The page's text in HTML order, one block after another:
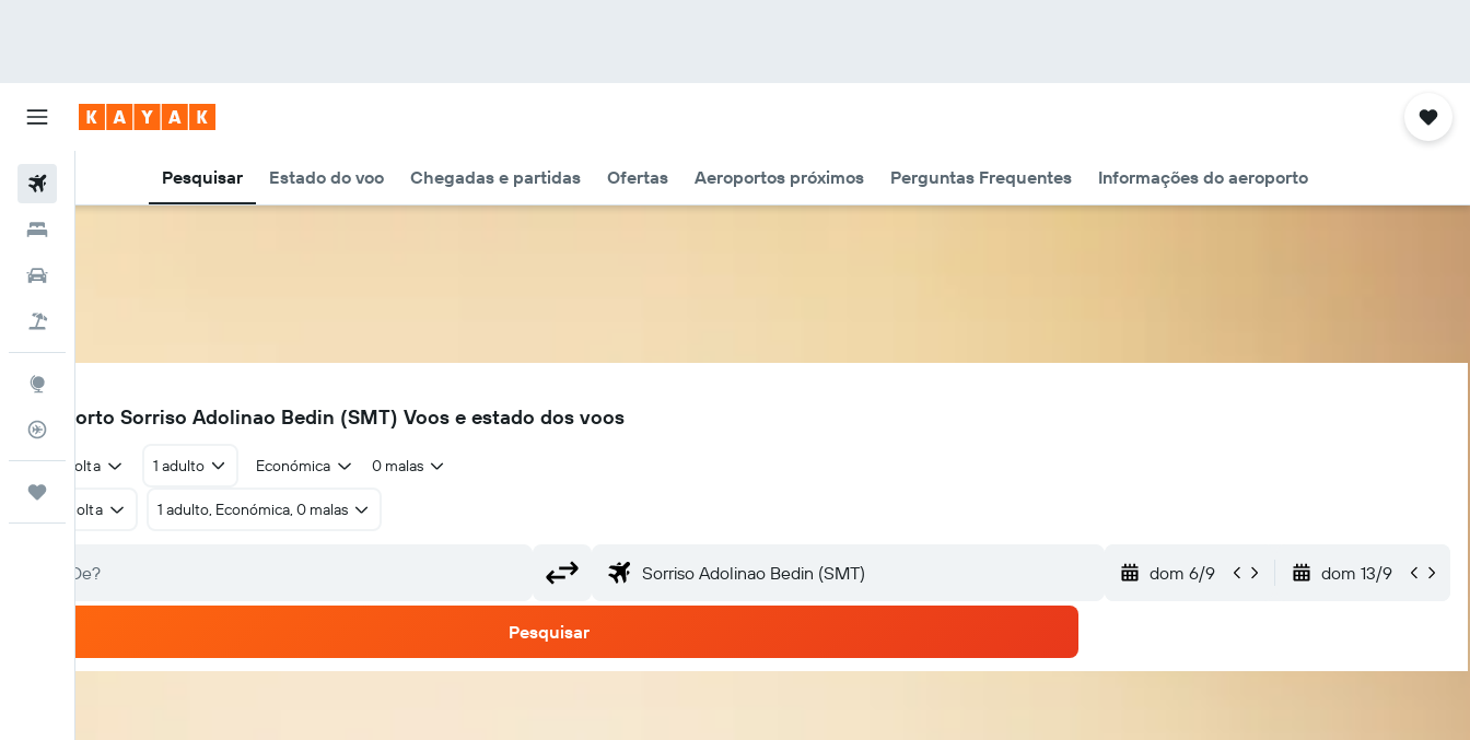
Pesquisar Estado do voo Chegadas e partidas Ofertas Aeroportos próximos Perguntas Frequentes Informações do aeroporto
Monitorizador de voos
SMT
Aeroporto Sorriso Adolinao Bedin (SMT) Voos e estado dos voos
Ida e volta 1 adulto Económica 0 malas
Ida e volta 1 adulto, Económica, 0 malas
dom 6/9 dom 13/9
Pesquisar